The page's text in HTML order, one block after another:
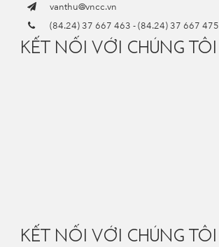
vanthu@vncc.vn
(84.24) 37 667 463 -(84.24) 37 667 475
KẾT NỐI VỚI CHÚNG TÔI
KẾT NỐI VỚI CHÚNG TÔI